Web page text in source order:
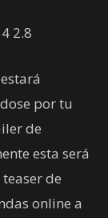
por tu
de
esta será
de
online a